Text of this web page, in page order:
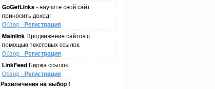
GoGetLinks- научите свой сайт
приносить доход!
Обзор -Регистрация
Mainlink Продвижение сайтов с
помощью текстовых ссылок.
Обзор -Регистрация
LinkFeed Биржа ссылок.
Обзор -Регистрация
Развлечения на выбор !